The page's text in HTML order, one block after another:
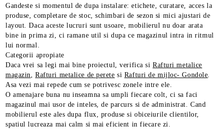
Gandeste si momentul de dupa instalare: etichete, curatare, acces la
produse, completare de stoc, schimbari de sezon si mici ajustari de
layout. Daca aceste lucruri sunt usoare, mobilierul nu doar arata
bine in prima zi, ci ramane util si dupa ce magazinul intra in ritmul
lui normal.
Categorii apropiate
Daca vrei sa legi mai bine proiectul, verifica si Rafturi metalice
magazin
,Rafturi metalice de perete si Rafturi de mijloc- Gondole
Asa vezi mai repede cum se potrivesc zonele intre ele.
O amenajare buna nu inseamna sa umpli fiecare colt, ci sa faci
magazinul mai usor de inteles, de parcurs si de administrat. Cand
mobilierul este ales dupa flux, produse si obiceiurile clientilor,
spatiul lucreaza mai calm si mai eficient in fiecare zi.